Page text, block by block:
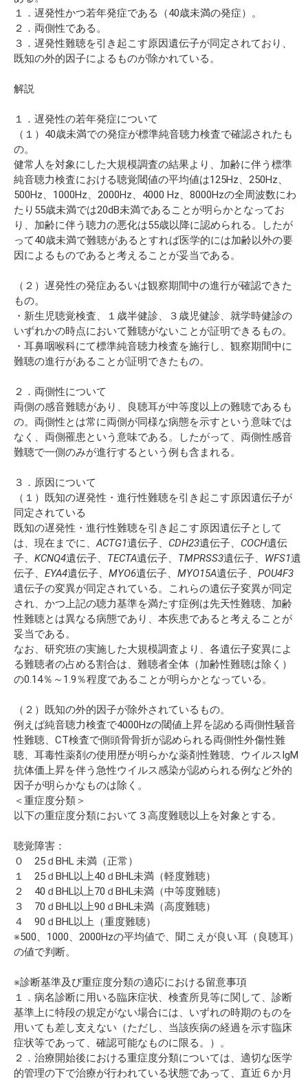
１．遅発性かつ若年発症である（40歳未満の発症）。
２．両側性である。
３．遅発性難聴を引き起こす原因遺伝子が同定されており、
既知の外的因子によるものが除かれている。
解説
１．遅発性の若年発症について
（１）40歳未満での発症が標準純音聴力検査で確認されたも
の。
健常人を対象にした大規模調査の結果より、加齢に伴う標準
純音聴力検査における聴覚閾値の平均値は125Hz、250Hz、
500Hz、1000Hz、2000Hz、4000 Hz、8000Hzの全周波数にわ
たり55歳未満では20dB未満であることが明らかとなってお
り、加齢に伴う聴力の悪化は55歳以降に認められる。したが
って40歳未満で難聴があるとすれば医学的には加齢以外の要
因によるものであると考えることが妥当である。
（２）遅発性の発症あるいは観察期間中の進行が確認できた
もの。
・新生児聴覚検査、１歳半健診、３歳児健診、就学時健診の
いずれかの時点において難聴がないことが証明できるもの。
・耳鼻咽喉科にて標準純音聴力検査を施行し、観察期間中に
難聴の進行があることが証明できたもの。
２．両側性について
両側の感音難聴があり、良聴耳が中等度以上の難聴であるも
の。両側性とは常に両側が同様な病態を示すという意味では
なく、両側罹患という意味である。したがって、両側性感音
難聴で一側のみが進行するという例も含まれる。
３．原因について
（１）既知の遅発性・進行性難聴を引き起こす原因遺伝子が
同定されている
既知の遅発性・進行性難聴を引き起こす原因遺伝子として
は、現在までに、ACTG1遺伝子、 CDH23遺伝子、 COCH遺伝
子、 KCNQ4遺伝子、 TECTA遺伝子、 TMPRSS3遺伝子、 WFS1遺
伝子、 EYA4遺伝子、 MYO6遺伝子、 MYO15A遺伝子、 POU4F3
遺伝子の変異が同定されている。これらの遺伝子変異が同定
され、かつ上記の聴力基準を満たす症例は先天性難聴、加齢
性難聴とは異なる病態であり、本疾患であると考えることが
妥当である。
なお、研究班の実施した大規模調査より、各遺伝子変異によ
る難聴者の占める割合は、難聴者全体（加齢性難聴は除く）
の0.14％～1.9％程度であることが明らかとなっている。
（２）既知の外的因子が除外されているもの。
例えば純音聴力検査で4000Hzの閾値上昇を認める両側性騒音
性難聴、CT検査で側頭骨骨折が認められる両側性外傷性難
聴、耳毒性薬剤の使用歴が明らかな薬剤性難聴、ウイルスIgM
抗体価上昇を伴う急性ウイルス感染が認められる例など外的
因子が明らかなものは除く。
＜重症度分類＞
以下の重症度分類において３高度難聴以上を対象とする。
聴覚障害：
０ 25ｄBHL 未満（正常）
１ 25ｄBHL以上40ｄBHL未満（軽度難聴）
２ 40ｄBHL以上70ｄBHL未満（中等度難聴）
３ 70ｄBHL以上90ｄBHL未満（高度難聴）
４ 90ｄBHL以上（重度難聴）
※500、1000、2000Hzの平均値で、聞こえが良い耳（良聴耳）
の値で判断。
※診断基準及び重症度分類の適応における留意事項
１．病名診断に用いる臨床症状、検査所見等に関して、診断
基準上に特段の規定がない場合には、いずれの時期のものを
用いても差し支えない（ただし、当該疾病の経過を示す臨床
症状等であって、確認可能なものに限る。）。
２．治療開始後における重症度分類については、適切な医学
的管理の下で治療が行われている状態であって、直近６か月